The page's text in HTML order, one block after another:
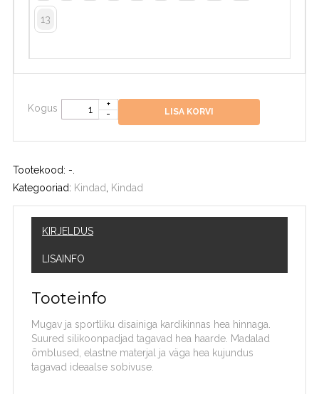
13
Kogus LISA KORVI
Tootekood: -
Kategooriad: Kindad Kindad
KIRJELDUS
LISAINFO
Tooteinfo
Mugav ja sportliku disainiga kardikinnas hea hinnaga.
Suured silikoonpadjad tagavad hea haarde. Madalad
õmblused, elastne materjal ja väga hea kujundus
tagavad ideaalse sobivuse.